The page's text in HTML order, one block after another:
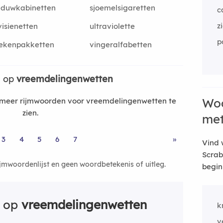
sjoemelsigaretten
ultraviolette
vingeralfabetten
opvreemdelingenwetten
rijmwoorden voor vreemdelingenwetten te
zien.
3 4 5 6 7 »
en geen woordbetekenis of uitleg.
op vreemdelingenwetten
Vind